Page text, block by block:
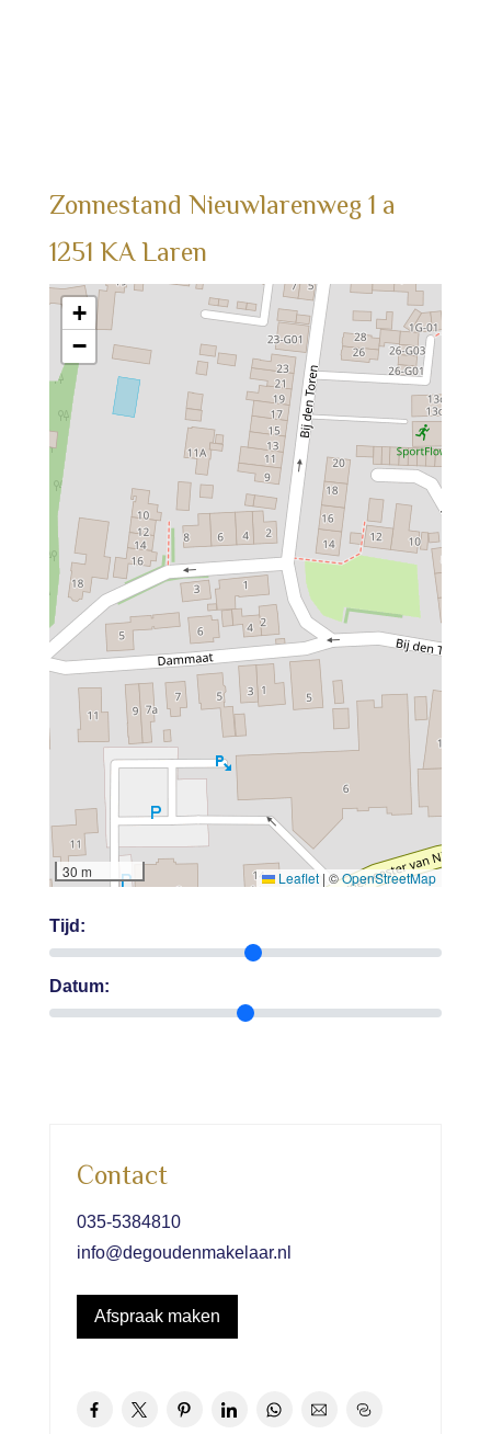
Contact
035-5384810
info@degoudenmakelaar.nl
Afspraak maken
Zonnestand Nieuwlarenweg 1 a
1251 KA Laren
+
−
30 m Leaflet | ©OpenStreetMap
Tijd:
Datum: